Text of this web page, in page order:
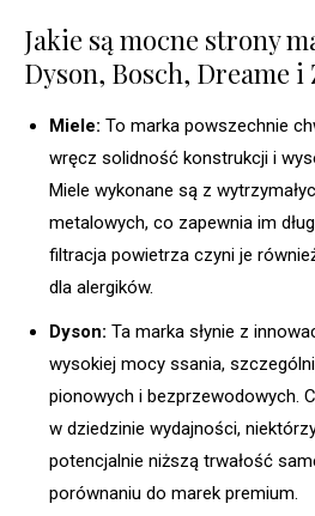
Jakie są mocne strony
Dyson, Bosch, Dreame i
Miele: To marka powszechnie
wręcz solidność konstrukcji i
Miele wykonane są z
metalowych, co zapewnia im
filtracja powietrza czyni je
dla alergików.
Dyson: Ta marka słynie z
wysokiej mocy ssania,
pionowych i bezprzewodowych.
w dziedzinie wydajności,
potencjalnie niższą trwałość
porównaniu do marek premium.